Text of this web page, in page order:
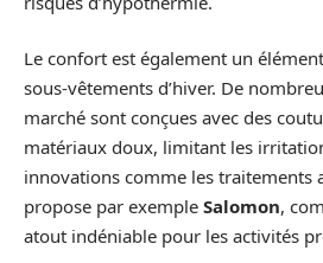
Le confort est également un
sous-vêtements d’hiver. De
marché sont conçues avec des
matériaux doux, limitant les
innovations comme les traitements
propose par exemple Salomon,
atout indéniable pour les activités